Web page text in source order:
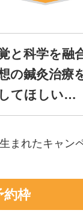
と科学を融
の鍼灸治療
てほしい…
まれたキャン
約枠